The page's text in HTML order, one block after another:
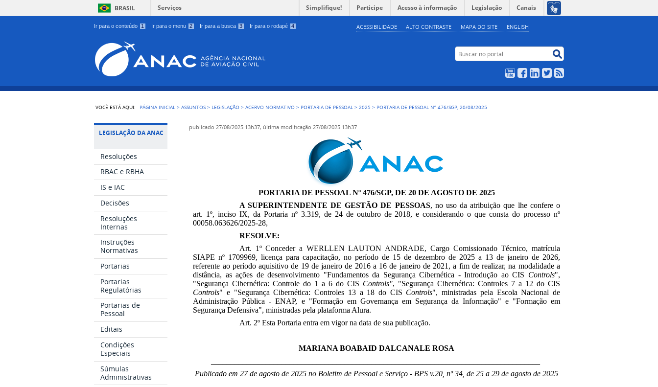
Ir para o conteúdo 1 Ir para o menu 2 Ir para a busca 3 Ir para o rodapé 4 ACESSIBILIDADE ALTO CONTRASTE MAPA DO SITE ENGLISH
BRASIL Serviços Simplifique! Participe Acesso à informação Legislação Canais
Buscar no portal
YouTubeFacebookLinkedIn
Twitter
VOCÊ ESTÁ AQUI: PÁGINA INICIAL >ASSUNTOS > LEGISLAÇÃO >ACERVO NORMATIVO > PORTARIA DE PESSOAL >2025 > PORTARIA DE PESSOAL Nº 476/SGP, 20/08/2025
LEGISLAÇÃO DA ANAC
Resoluções
RBAC e RBHA
IS e IAC
Decisões
Resoluções
Internas
Instruções
Normativas
Portarias
Portarias
Regulatórias
Portarias de
Pessoal
Editais
Condições
Especiais
Súmulas
Administrativas
publicado 27/08/2025 13h37, última modificação 27/08/2025 13h37
PORTARIA DE PESSOAL Nº 476/SGP, DE 20 DE AGOSTO DE 2025
A SUPERINTENDENTE DE GESTÃO DE PESSOAS, no uso da atribuição que lhe confere o
art. 1º, inciso IX, da Portaria nº 3.319, de 24 de outubro de 2018, e considerando o que consta do processo nº
00058.063626/2025-28,
RESOLVE:
Art. 1º Conceder a WERLLEN LAUTON ANDRADE, Cargo Comissionado Técnico, matrícula
SIAPE nº 1709969, licença para capacitação, no período de 15 de dezembro de 2025 a 13 de janeiro de 2026,
referente ao período aquisitivo de 19 de janeiro de 2016 a 16 de janeiro de 2021, a fim de realizar, na modalidade a
distância, as ações de desenvolvimento "Fundamentos da Segurança Cibernética - Introdução ao CIS Controls",
"Segurança Cibernética: Controle do 1 a 6 do CIS Controls", "Segurança Cibernética: Controles 7 a 12 do CIS
Controls" e "Segurança Cibernética: Controles 13 a 18 do CIS Controls", ministradas pela Escola Nacional de
Administração Pública - ENAP, e "Formação em Governança em Segurança da Informação" e "Formação em
Segurança Defensiva", ministradas pela plataforma Alura.
Art. 2º Esta Portaria entra em vigor na data de sua publicação.
MARIANA BOABAID DALCANALE ROSA
Publicado em 27 de agosto de 2025 no Boletim de Pessoal e Serviço - BPS v.20, nº 34, de 25 a 29 de agosto de 2025